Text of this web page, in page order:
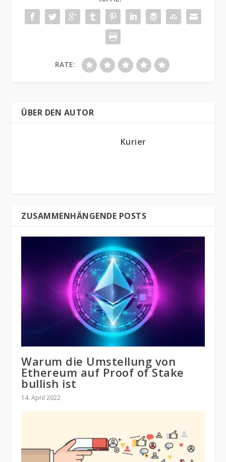
RATE:
ÜBER DEN AUTOR
Kurier
ZUSAMMENHÄNGENDE POSTS
Warum die Umstellung von
Ethereum auf Proof of Stake
bullish ist
14. April 2022